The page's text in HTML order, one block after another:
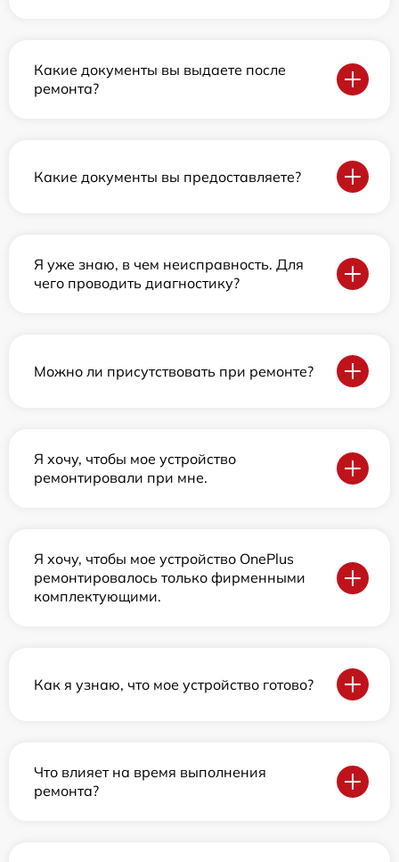
Какие документы вы выдаете после
ремонта?
Какие документы вы предоставляете?
Я уже знаю, в чем неисправность. Для
чего проводить диагностику?
Можно ли присутствовать при ремонте?
Я хочу, чтобы мое устройство
ремонтировали при мне.
Я хочу, чтобы мое устройство OnePlus
ремонтировалось только фирменными
комплектующими.
Как я узнаю, что мое устройство готово?
Что влияет на время выполнения
ремонта?